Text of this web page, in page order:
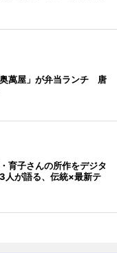
萬屋」が弁当ランチ 唐
育子さんの所作をデジタ
が語る、伝統×最新テ